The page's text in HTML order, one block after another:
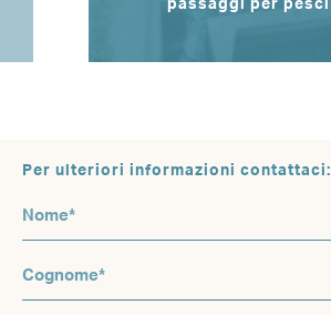
passaggi per pesci
Per ulteriori informazioni contattaci: